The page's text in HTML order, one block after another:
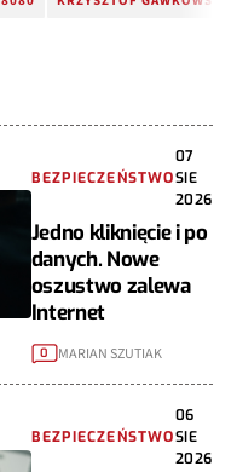
BEZPIECZEŃSTWO
07
SIE
2026
Jedno kliknięcie i po
danych. Nowe
oszustwo zalewa
Internet
0 MARIAN SZUTIAK
BEZPIECZEŃSTWO
06
SIE
2026